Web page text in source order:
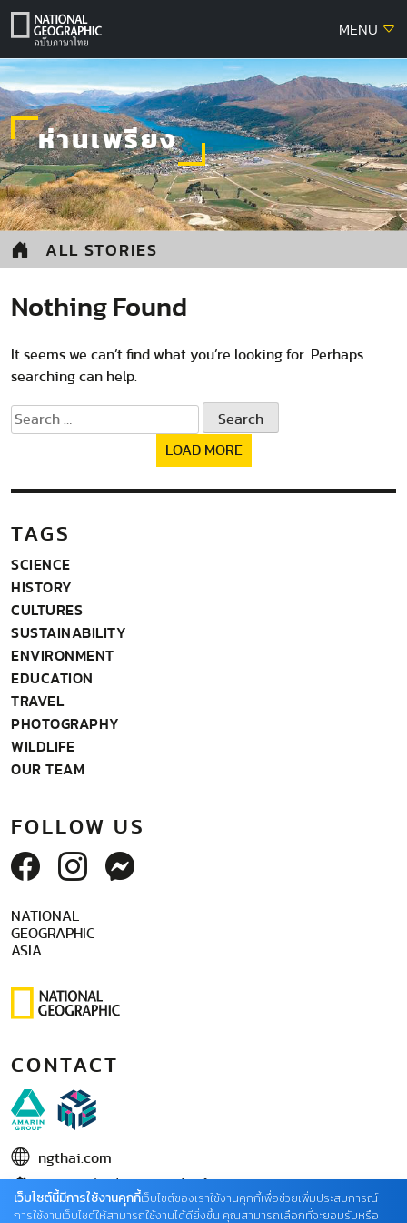
Skip
MENU
ห่านเพรียง
ALL STORIES
Nothing Found
It seems we can’t find what you’re looking for. Perhaps
searching can help.
Search
for:
LOAD MORE
TAGS
SCIENCE
HISTORY
CULTURES
SUSTAINABILITY
ENVIRONMENT
EDUCATION
TRAVEL
PHOTOGRAPHY
WILDLIFE
OUR TEAM
FOLLOW US
NATIONAL
GEOGRAPHIC
ASIA
CONTACT
ngthai.com
บริษัท เอเอ็มอี อิมเมจิเนทีฟ จำกัด
ในเครือ บริษัท อมรินทร์ คอร์เปอเรชั่นส์ จำกัด (มหาชน)
เว็บไซต์นี้มีการใช้งานคุกกี้เว็บไซต์ของเราใช้งานคุกกี้เพื่อช่วยเพิ่มประสบการณ์
การใช้งานเว็บไซต์ให้สามารถใช้งานได้ดียิ่งขึ้น คุณสามารถเลือกที่จะยอมรับหรือ